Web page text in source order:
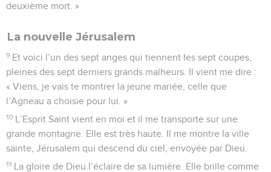
deuxième mort. »
La nouvelle Jérusalem
9 Et voici l’un des sept anges qui tiennent les sept coupes,
pleines des sept derniers grands malheurs. Il vient me dire :
« Viens, je vais te montrer la jeune mariée, celle que
l’Agneau a choisie pour lui. »
10 L’Esprit Saint vient en moi et il me transporte sur une
grande montagne. Elle est très haute. Il me montre la ville
sainte, Jérusalem qui descend du ciel, envoyée par Dieu.
11 La gloire de Dieu l’éclaire de sa lumière. Elle brille comme